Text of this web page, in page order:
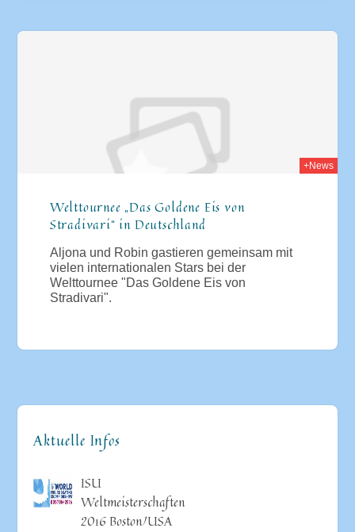
+News
Welttournee „Das Goldene Eis von
Stradivari“ in Deutschland
Aljona und Robin gastieren gemeinsam mit
vielen internationalen Stars bei der
Welttournee "Das Goldene Eis von
Stradivari".
Aktuelle Infos
ISU
Weltmeisterschaften
2016 Boston/USA